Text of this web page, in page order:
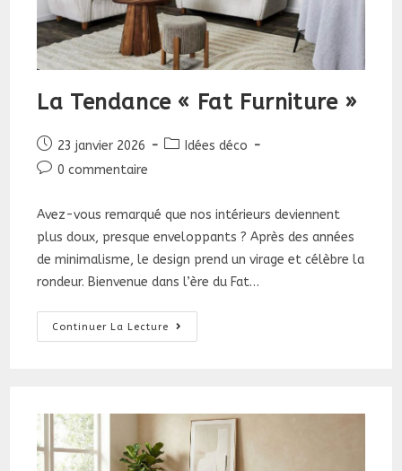
La Tendance « Fat Furniture »
Publication
publiée :
23 janvier 2026
PostIdées déco
Commentaires
la
0 commentaire
Avez-vous remarqué que nos intérieurs deviennent
plus doux, presque enveloppants ? Après des années
de minimalisme, le design prend un virage et célèbre la
rondeur. Bienvenue dans l’ère du Fat…
Continuer La Lecture
La
Tendance